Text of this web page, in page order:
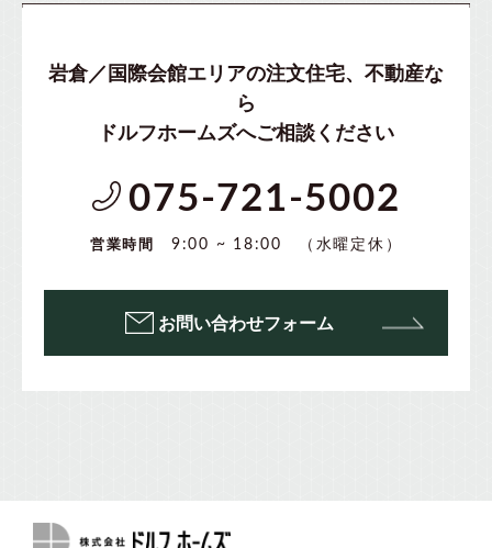
岩倉／国際会館エリアの注文住宅、不動産な
ら
ドルフホームズへご相談ください
075-721-5002
営業時間 9:00 ~ 18:00 （水曜定休）
お問い合わせフォーム